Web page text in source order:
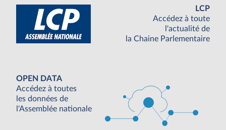
LCP
Accédez à toute
l'actualité de
la Chaine Parlementaire
OPEN DATA
Accédez à toutes
les données de
l'Assemblée nationale